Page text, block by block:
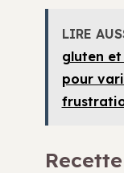
LIRE
gluten et
pour